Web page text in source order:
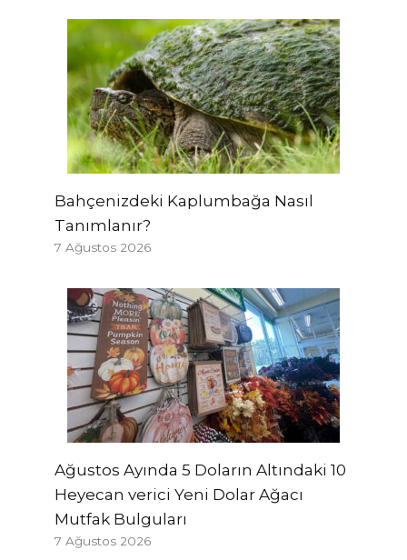
Bahçenizdeki Kaplumbağa Nasıl
Tanımlanır?
7 Ağustos 2026
Ağustos Ayında 5 Doların Altındaki 10
Heyecan verici Yeni Dolar Ağacı
Mutfak Bulguları
7 Ağustos 2026